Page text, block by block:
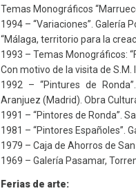
Temas Monográficos
1994 – “Variaciones”. Galería
“Málaga, territorio para la
1993 – Temas Monográficos:
Con motivo de la visita de
1992 – “Pintures de
Aranjuez (Madrid). Obra
1991 – “Pintores de Ronda”.
1981 – “Pintores Españoles”.
1979 – Caja de Ahorros de
1969 – Galería Pasamar,
Ferias de arte: